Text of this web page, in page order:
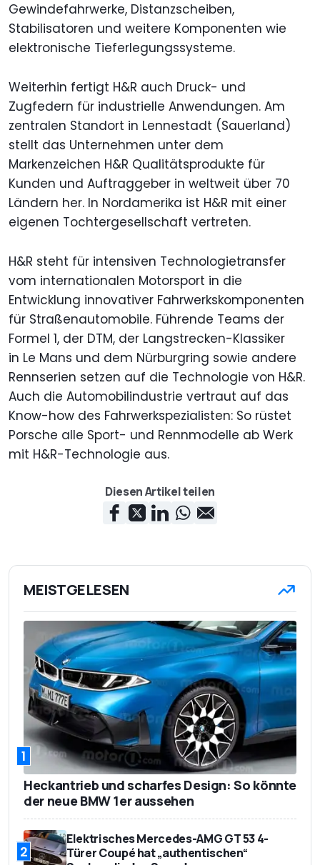
Gewindefahrwerke, Distanzscheiben,
Stabilisatoren und weitere Komponenten wie
elektronische Tieferlegungssysteme.
Weiterhin fertigt H&R auch Druck- und
Zugfedern für industrielle Anwendungen. Am
zentralen Standort in Lennestadt (Sauerland)
stellt das Unternehmen unter dem
Markenzeichen H&R Qualitätsprodukte für
Kunden und Auftraggeber in weltweit über 70
Ländern her. In Nordamerika ist H&R mit einer
eigenen Tochtergesellschaft vertreten.
H&R steht für intensiven Technologietransfer
vom internationalen Motorsport in die
Entwicklung innovativer Fahrwerkskomponenten
für Straßenautomobile. Führende Teams der
Formel 1, der DTM, der Langstrecken-Klassiker
in Le Mans und dem Nürburgring sowie andere
Rennserien setzen auf die Technologie von H&R.
Auch die Automobilindustrie vertraut auf das
Know-how des Fahrwerkspezialisten: So rüstet
Porsche alle Sport- und Rennmodelle ab Werk
mit H&R-Technologie aus.
Diesen Artikel teilen
MEISTGELESEN
1
Heckantrieb und scharfes Design: So könnte
der neue BMW 1er aussehen
2
Elektrisches Mercedes-AMG GT 53 4-
Türer Coupé hat „authentischen“